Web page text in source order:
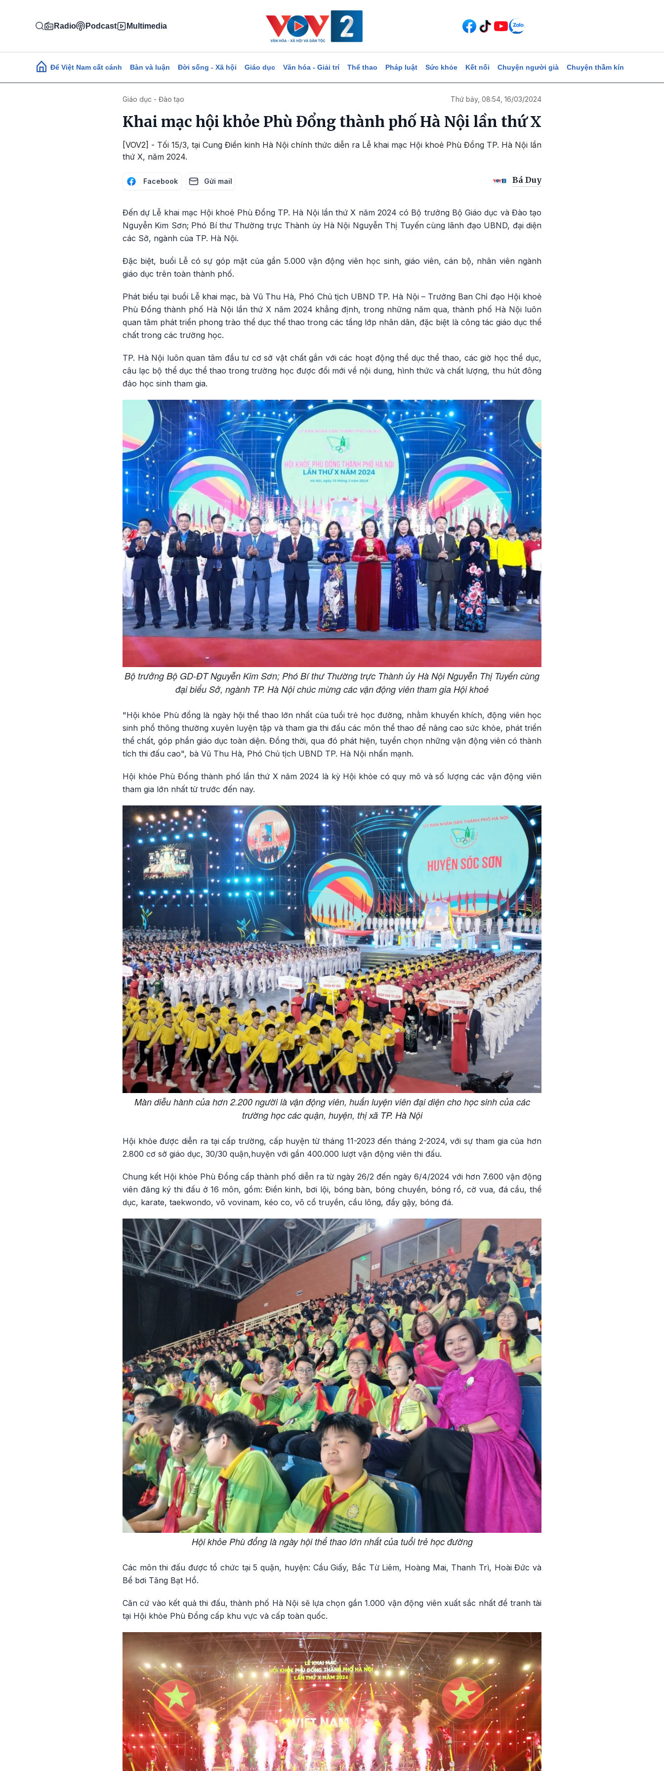
Radio Podcast Multimedia
Main navigation
Để Việt Nam cất cánh Bàn và luận Đời sống - Xã hội Giáo dục Văn hóa - Giải trí Thể thao Pháp luật Sức khỏe Kết nối Chuyện người già Chuyện thầm kín
Giáo dục - Đào tạo Thứ bảy, 08:54, 16/03/2024
Khai mạc hội khỏe Phù Đổng thành phố Hà Nội lần thứ X
[VOV2] - Tối 15/3, tại Cung Điền kinh Hà Nội chính thức diễn ra Lễ khai mạc Hội khoẻ Phù Đổng TP. Hà Nội lần
thứ X, năm 2024.
Facebook Gửi mail Bá Duy
Đến dự Lễ khai mạc Hội khoẻ Phù Đổng TP. Hà Nội lần thứ X năm 2024 có Bộ trưởng Bộ Giáo dục và Đào tạo
Nguyễn Kim Sơn; Phó Bí thư Thường trực Thành ủy Hà Nội Nguyễn Thị Tuyến cùng lãnh đạo UBND, đại diện
các Sở, ngành của TP. Hà Nội.
Đặc biệt, buổi Lễ có sự góp mặt của gần 5.000 vận động viên học sinh, giáo viên, cán bộ, nhân viên ngành
giáo dục trên toàn thành phố.
Phát biểu tại buổi Lễ khai mạc, bà Vũ Thu Hà, Phó Chủ tịch UBND TP. Hà Nội – Trưởng Ban Chỉ đạo Hội khoẻ
Phù Đổng thành phố Hà Nội lần thứ X năm 2024 khẳng định, trong những năm qua, thành phố Hà Nội luôn
quan tâm phát triển phong trào thể dục thể thao trong các tầng lớp nhân dân, đặc biệt là công tác giáo dục thể
chất trong các trường học.
TP. Hà Nội luôn quan tâm đầu tư cơ sở vật chất gắn với các hoạt động thể dục thể thao, các giờ học thể dục,
câu lạc bộ thể dục thể thao trong trường học được đổi mới về nội dung, hình thức và chất lượng, thu hút đông
đảo học sinh tham gia.
Bộ trưởng Bộ GD-ĐT Nguyễn Kim Sơn; Phó Bí thư Thường trực Thành ủy Hà Nội Nguyễn Thị Tuyến cùng
đại biểu Sở, ngành TP. Hà Nội chúc mừng các vận động viên tham gia Hội khoẻ
"Hội khỏe Phù đổng là ngày hội thể thao lớn nhất của tuổi trẻ học đường, nhằm khuyến khích, động viên học
sinh phổ thông thường xuyên luyện tập và tham gia thi đấu các môn thể thao để nâng cao sức khỏe, phát triển
thể chất, góp phần giáo dục toàn diện. Đồng thời, qua đó phát hiện, tuyển chọn những vận động viên có thành
tích thi đấu cao", bà Vũ Thu Hà, Phó Chủ tịch UBND TP. Hà Nội nhấn mạnh.
Hội khỏe Phù Đổng thành phố lần thứ X năm 2024 là kỳ Hội khỏe có quy mô và số lượng các vận động viên
tham gia lớn nhất từ trước đến nay.
Màn diễu hành của hơn 2.200 người là vận động viên, huấn luyện viên đại diện cho học sinh của các
trường học các quận, huyện, thị xã TP. Hà Nội​​​​​
Hội khỏe được diễn ra tại cấp trường, cấp huyện từ tháng 11-2023 đến tháng 2-2024, với sự tham gia của hơn
2.800 cơ sở giáo dục, 30/30 quận,huyện với gần 400.000 lượt vận động viên thi đấu.
Chung kết Hội khỏe Phù Đổng cấp thành phố diễn ra từ ngày 26/2 đến ngày 6/4/2024 với hơn 7.600 vận động
viên đăng ký thi đấu ở 16 môn, gồm: Điền kinh, bơi lội, bóng bàn, bóng chuyền, bóng rổ, cờ vua, đá cầu, thể
dục, karate, taekwondo, võ vovinam, kéo co, võ cổ truyền, cầu lông, đẩy gậy, bóng đá.
Hội khỏe Phù đổng là ngày hội thể thao lớn nhất của tuổi trẻ học đường
Các môn thi đấu được tổ chức tại 5 quận, huyện: Cầu Giấy, Bắc Từ Liêm, Hoàng Mai, Thanh Trì, Hoài Đức và
Bể bơi Tăng Bạt Hổ.
Căn cứ vào kết quả thi đấu, thành phố Hà Nội sẽ lựa chọn gần 1.000 vận động viên xuất sắc nhất để tranh tài
tại Hội khỏe Phù Đổng cấp khu vực và cấp toàn quốc.